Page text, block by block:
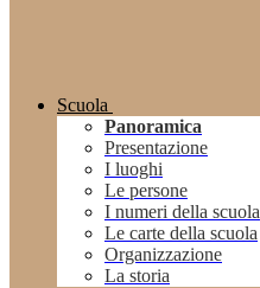
Scuola
Panoramica
Presentazione
I luoghi
Le persone
I numeri della scuola
Le carte della scuola
Organizzazione
La storia